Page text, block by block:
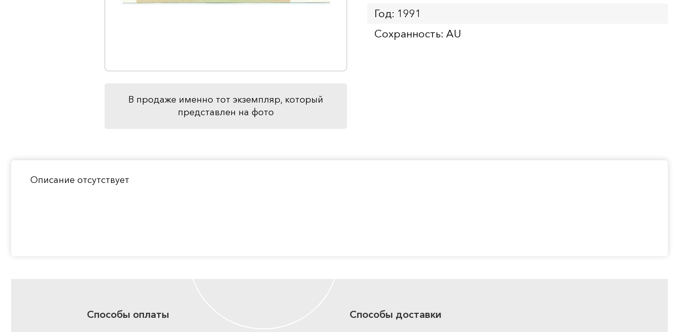
В продаже именно тот экземпляр, который
представлен на фото
Год: 1991
Сохранность: AU
Описание отсутствует
Способы оплаты Способы доставки